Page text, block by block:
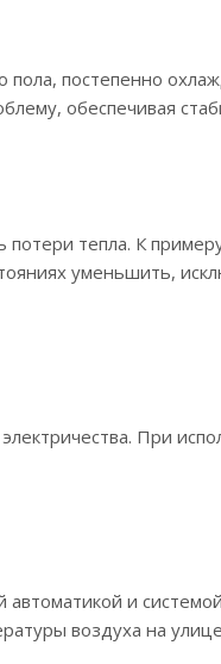
постепенно
обеспечивая
потери тепла. К
уменьшить,
При
и
воздуха на